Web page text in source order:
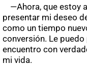
—Ahora, que estoy
presentar mi deseo
como un tiempo
conversión. Le
encuentro con
mi vida.